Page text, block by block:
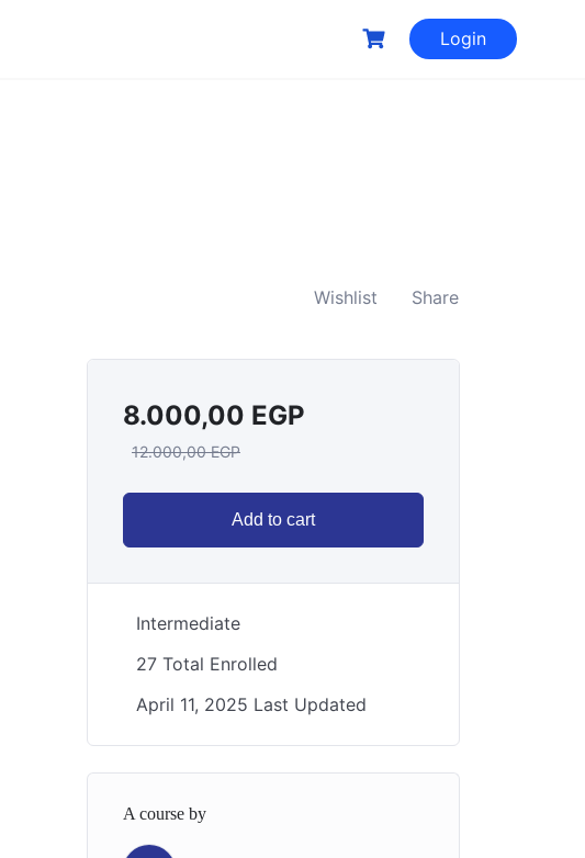
Login
Wishlist Share
8.000,00 EGP
12.000,00EGP
Add to cart
Intermediate
27 Total Enrolled
April 11, 2025 Last Updated
A course by